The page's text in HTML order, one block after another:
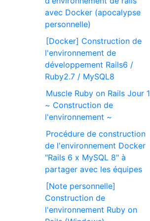
avec Docker (apocalypse
personnelle)
[Docker] Construction de
l'environnement de
développement Rails6 /
Ruby2.7 / MySQL8
Muscle Ruby on Rails Jour 1
~ Construction de
l'environnement ~
Procédure de construction
de l'environnement Docker
"Rails 6 x MySQL 8" à
partager avec les équipes
[Note personnelle]
Construction de
l'environnement Ruby on